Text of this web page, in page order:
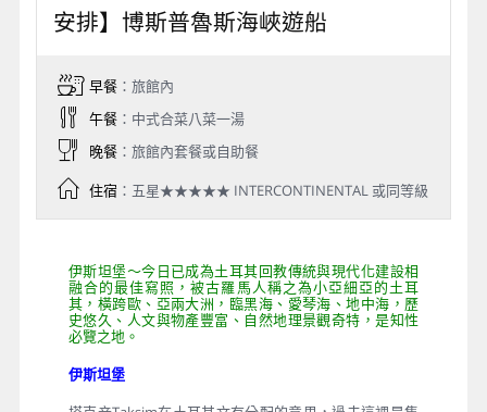
註:小孩搭乘熱氣球須滿六歲以上，並且身高滿135CM以
Day 9
卡帕多細亞 / 伊斯坦堡→【本日特別
早餐：旅館內
晚餐：旅館內套餐或自助餐